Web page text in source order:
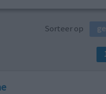
Sorteer op